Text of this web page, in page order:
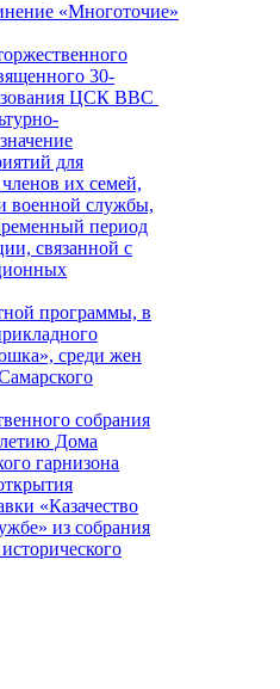
«Многоточие»
30-
ЦСК ВВС
для
их семей,
военной службы,
период
связанной с
программы, в
среди жен
собрания
Дома
гарнизона
«Казачество
из собрания